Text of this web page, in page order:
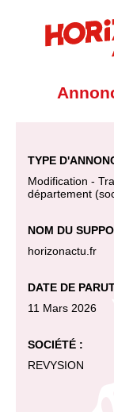
TYPE
Modification -
département
NOM DU
horizonactu.fr
DATE DE
11 Mars 2026
SOCIÉTÉ :
REVYSION